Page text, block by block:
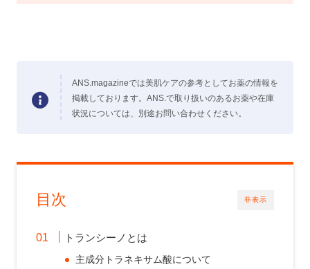
ANS.magazineでは美肌ケアの参考としてお薬の情報を
掲載しております。ANS.で取り扱いのあるお薬や在庫
状況については、別途お問い合わせください。
非表示
目次
トランシーノとは
主成分トラネキサム酸について